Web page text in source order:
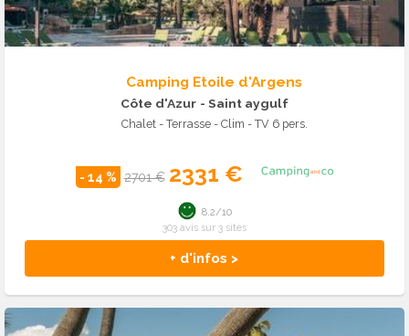
Camping Etoile d'Argens
Côte d'Azur - Saint aygulf
Chalet - Terrasse - Clim - TV 6 pers.
- 14 % 2701 € 2331 €
+ d'infos >
8.2/10
303 avis sur 3 sites